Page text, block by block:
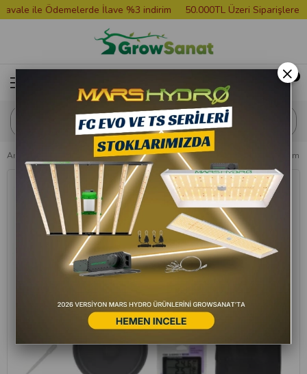
ile Ödemelerde İlave %3 indirim 50.000TL Üzeri Siparişlere
Anasayfa Hazır Setler Hazır Kabin Setleri 300x300x200 Bitki Yetiştirme
×